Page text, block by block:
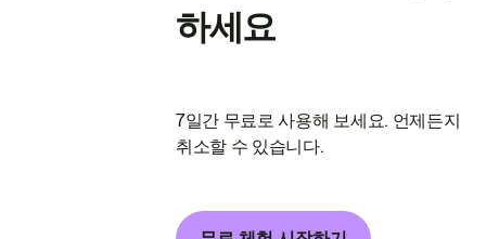
하세요
7일간 무료로 사용해 보세요. 언제든지
취소할 수 있습니다.